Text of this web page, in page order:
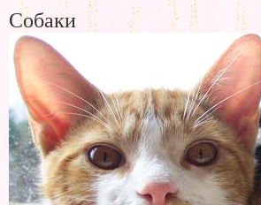
Собаки